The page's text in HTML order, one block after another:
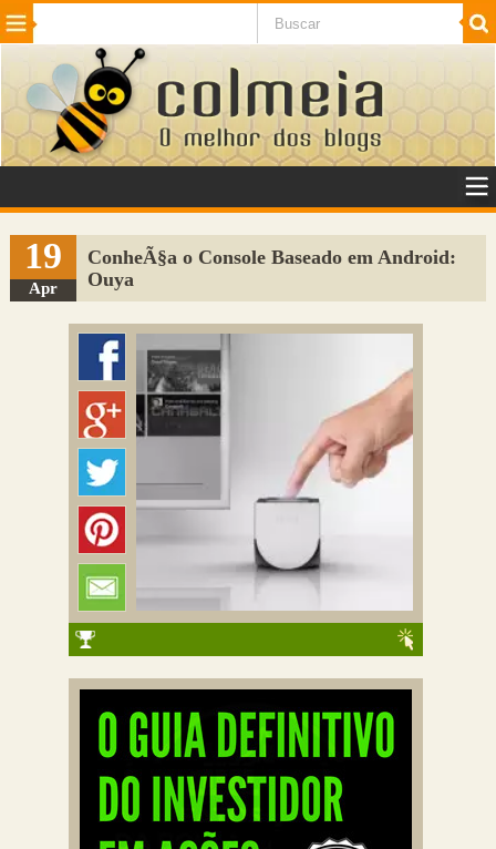
Beleza Cinema e TV
Internet Jogos NotÃ­cias SaÃºde
VeÃ­culos Adulto
Sugerir Link
Adicionar Blog
Colmeia Exchange
Perguntas Frequentes
19
Apr
ConheÃ§a o Console Baseado em Android:
Ouya